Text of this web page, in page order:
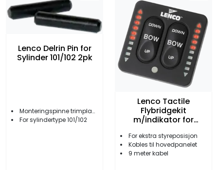
Lenco Delrin Pin for
Sylinder 101/102 2pk
Monteringspinne trimplansylinder
For sylindertype 101/102
Lenco Tactile
Flybridgekit
m/indikator for
For ekstra styreposisjon
Kobles til hovedpanelet
9 meter kabel